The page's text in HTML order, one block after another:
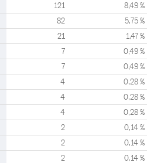
121 8,49 %
82 5,75 %
21 1,47 %
7 0,49 %
7 0,49 %
4 0,28 %
4 0,28 %
4 0,28 %
2 0,14 %
2 0,14 %
2 0,14 %